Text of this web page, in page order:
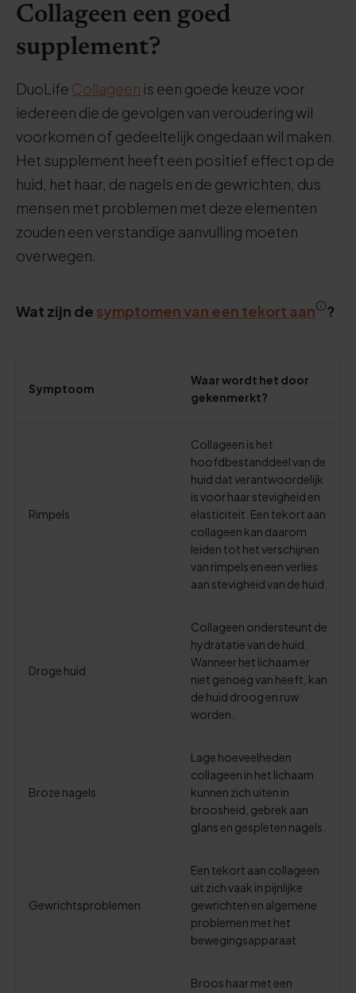
Collageen een goed
supplement?
DuoLife Collageen is een goede keuze voor
iedereen die de gevolgen van veroudering wil
voorkomen of gedeeltelijk ongedaan wil maken.
Het supplement heeft een positief effect op de
huid, het haar, de nagels en de gewrichten, dus
mensen met problemen met deze elementen
zouden een verstandige aanvulling moeten
overwegen.
Wat zijn de symptomen van een tekort aan ?
Symptoom
Waar wordt het door
gekenmerkt?
Rimpels
Collageen is het
hoofdbestanddeel van de
huid dat verantwoordelijk
is voor haar stevigheid en
elasticiteit. Een tekort aan
collageen kan daarom
leiden tot het verschijnen
van rimpels en een verlies
aan stevigheid van de huid.
Droge huid
Collageen ondersteunt de
hydratatie van de huid.
Wanneer het lichaam er
niet genoeg van heeft, kan
de huid droog en ruw
worden.
Broze nagels
Lage hoeveelheden
collageen in het lichaam
kunnen zich uiten in
broosheid, gebrek aan
glans en gespleten nagels.
Gewrichtsproblemen
Een tekort aan collageen
uit zich vaak in pijnlijke
gewrichten en algemene
problemen met het
bewegingsapparaat.
Broos haar met een